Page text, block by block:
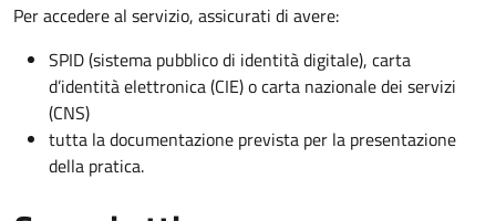
Per accedere al servizio, assicurati di avere:
SPID (sistema pubblico di identità digitale), carta
d’identità elettronica (CIE) o carta nazionale dei servizi
(CNS)
tutta la documentazione prevista per la presentazione
della pratica.